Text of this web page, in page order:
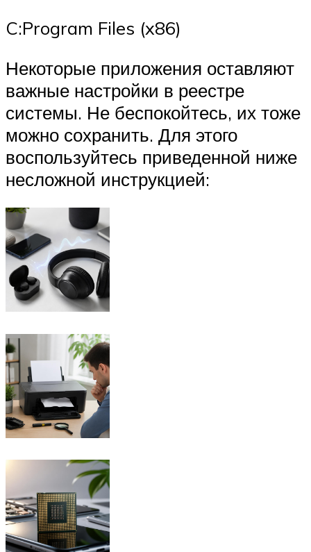
C:Program Files (x86)
Некоторые приложения оставляют
важные настройки в реестре
системы. Не беспокойтесь, их тоже
можно сохранить. Для этого
воспользуйтесь приведенной ниже
несложной инструкцией: